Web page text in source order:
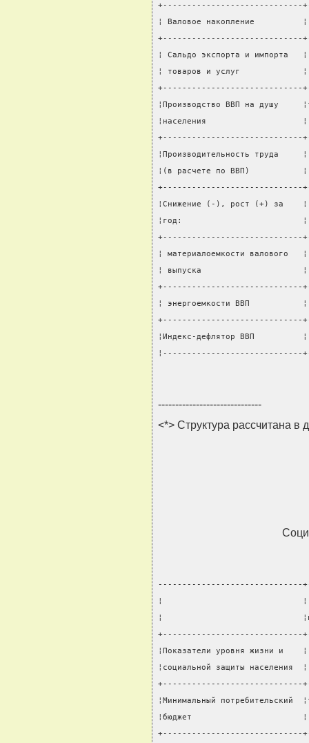
+-----------------------------
¦ Валовое накопление
+-----------------------------
¦ Сальдо экспорта и
¦ товаров и услуг
+-----------------------------
¦Производство ВВП на душу
¦населения
+-----------------------------
¦Производительность труда
¦(в расчете по ВВП)
+-----------------------------
¦Снижение (-), рост (+)
¦год:
+-----------------------------
¦ материалоемкости
¦ выпуска
+-----------------------------
¦ энергоемкости ВВП
+-----------------------------
¦Индекс-дефлятор ВВП
¦-----------------------------
------------------------------
<*> Структура рассчитана в
------------------------------
¦                             ¦
¦
+-----------------------------
¦Показатели уровня
¦социальной защиты
+-----------------------------
¦Минимальный
¦бюджет
+-----------------------------